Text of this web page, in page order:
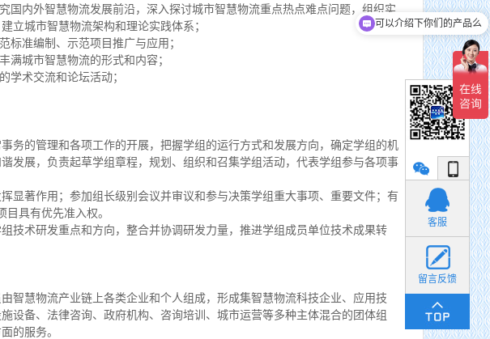
内外智慧物流发展前沿，深入探讨城市智慧物流重点热点难点问题，组织实
立城市智慧物流架构和理论实践体系；
准编制、示范项目推广与应用；
城市智慧物流的形式和内容；
术交流和论坛活动；
的管理和各项工作的开展，把握学组的运行方式和发展方向，确定学组的机
发展，负责起草学组章程，规划、组织和召集学组活动，代表学组参与各项事
著作用；参加组长级别会议并审议和参与决策学组重大事项、重要文件；有
具有优先准入权。
术研发重点和方向，整合并协调研发力量，推进学组成员单位技术成果转
慧物流产业链上各类企业和个人组成，形成集智慧物流科技企业、应用技
设备、法律咨询、政府机构、咨询培训、城市运营等多种主体混合的团体组
的服务。
小丽
客服
留言反馈
可以介绍下你们的产品么